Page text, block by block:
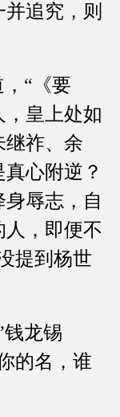
追究，则
“《要
皇上处如
继祚、余
心附逆？
辱志，自
人，即便不
提到杨世
龙锡
的名，谁